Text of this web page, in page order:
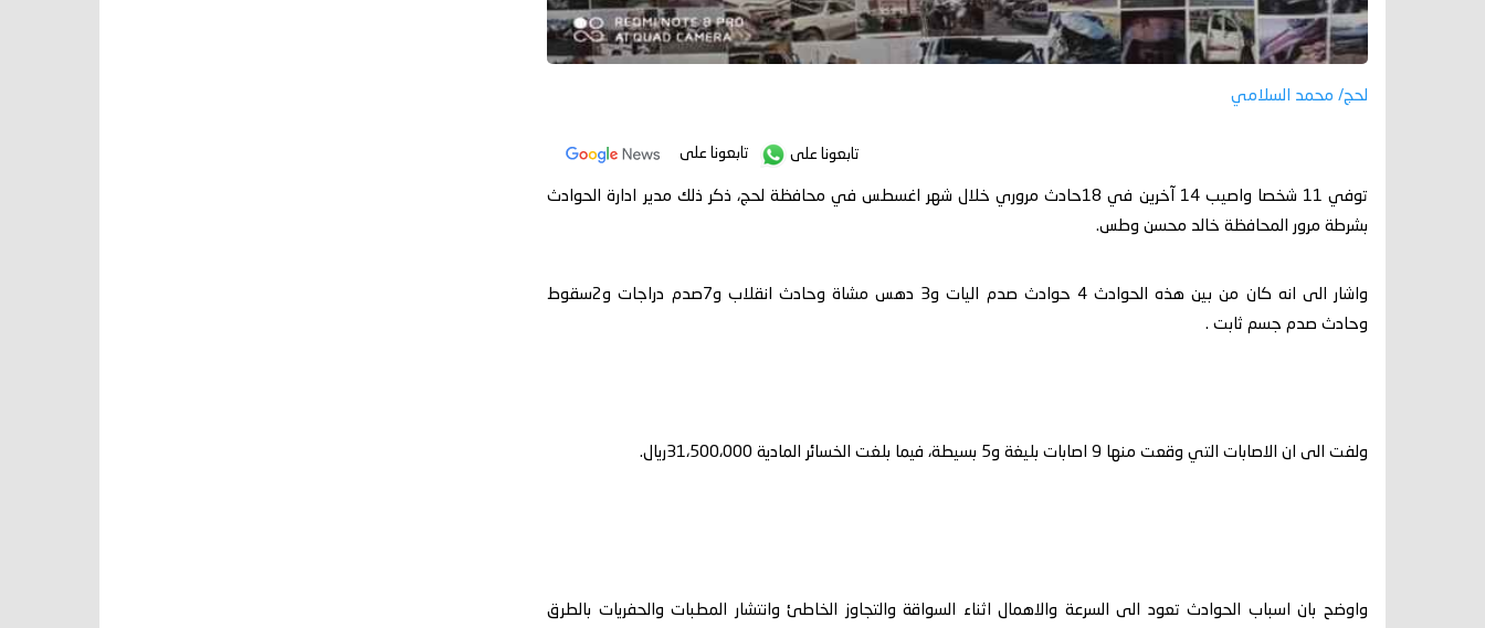
لحج/ محمد السلامي
تابعونا على تابعونا على
توفي 11 شخصا واصيب 14 آخرين في 18حادث مروري خلال شهر اغسطس في محافظة لحج، ذكر ذلك مدير ادارة الحوادث
بشرطة مرور المحافظة خالد محسن وطس.
واشار الى انه كان من بين هذه الحوادث 4 حوادث صدم اليات و3 دهس مشاة وحادث انقلاب و7صدم دراجات و2سقوط
وحادث صدم جسم ثابت .
ولفت الى ان الاصابات التي وقعت منها 9 اصابات بليغة و5 بسيطة، فيما بلغت الخسائر المادية 31،500،000ريال.
واوضح بان اسباب الحوادث تعود الى السرعة والاهمال اثناء السواقة والتجاوز الخاطئ وانتشار المطبات والحفريات بالطرق